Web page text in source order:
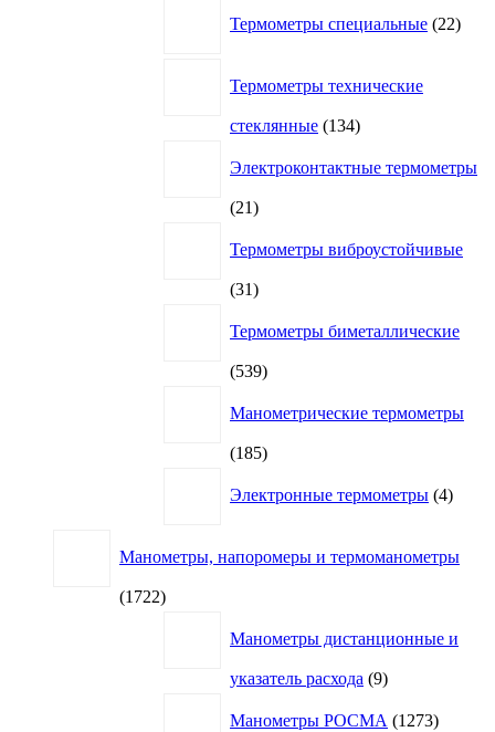
Термометры специальные 22
Термометры технические
стеклянные 134134
Электроконтактные термометры
2121
Термометры виброустойчивые
3131
Термометры биметаллические
539539
Манометрические термометры
185185
Электронные термометры 4товара
Манометры, напоромеры и термоманометры
17221722
Манометры дистанционные и
указатель расхода 99
Манометры РОСМА
1273товара